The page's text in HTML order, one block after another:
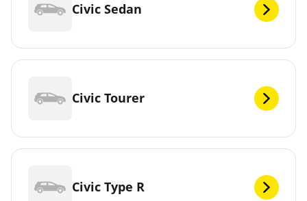
Civic Sedan
Civic Tourer
Civic Type R